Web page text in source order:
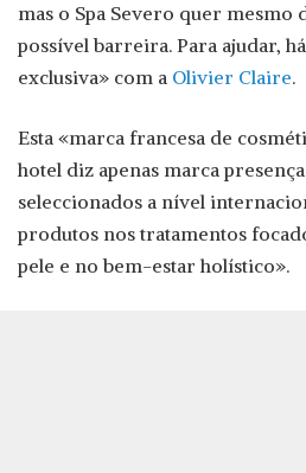
mas o Spa Severo quer mesmo
possível barreira. Para ajudar,
exclusiva» com a Olivier Claire.
Esta «marca francesa de
hotel diz apenas marca
seleccionados a nível
produtos nos tratamentos
pele e no bem-estar holístico».